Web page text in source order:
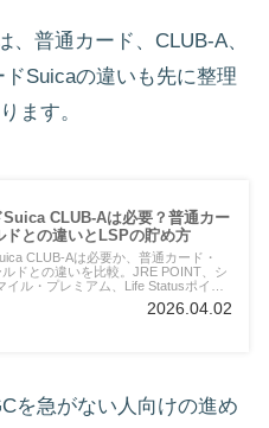
普通カード、CLUB-A、
Suicaの違いも先に整理
ます。
CLUB-Aは必要？普通カー
ドとの違いとLSPの貯め方
CLUB-Aは必要か、普通カード・
ドとの違いを比較。JRE POINT、シ
イル・プレミアム、Life Statusポイン
ッシュ積立を使ったLSP対象マイルの
します。
2026.04.02
を急がない人向けの進め